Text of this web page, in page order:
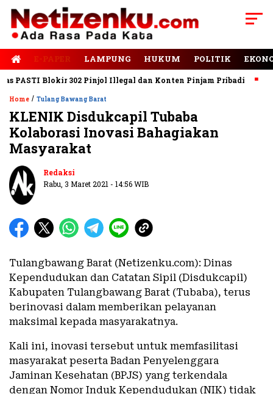
E-PAPER LAMPUNG HUKUM POLITIK
Blokir 302 Pinjol Illegal dan Konten Pinjam Pribadi
Home / Tulang Bawang Barat
KLENIK Disdukcapil Tubaba
Kolaborasi Inovasi Bahagiakan
Masyarakat
Redaksi
Rabu, 3 Maret 2021 - 14:56 WIB
Tulangbawang Barat (Netizenku.com): Dinas
Kependudukan dan Catatan Sipil (Disdukcapil)
Kabupaten Tulangbawang Barat (Tubaba), terus
berinovasi dalam memberikan pelayanan
maksimal kepada masyarakatnya.
Kali ini, inovasi tersebut untuk memfasilitasi
masyarakat peserta Badan Penyelenggara
Jaminan Kesehatan (BPJS) yang terkendala
dengan Nomor Induk Kependudukan (NIK) tidak